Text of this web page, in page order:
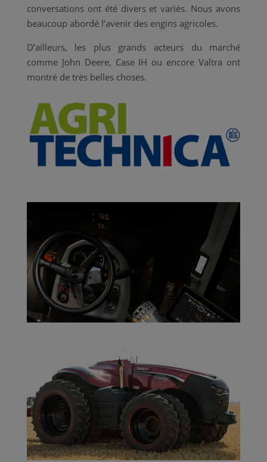
conversations ont été divers et variés. Nous avons
beaucoup abordé l’avenir des engins agricoles.
D’ailleurs, les plus grands acteurs du marché
comme John Deere, Case IH ou encore Valtra ont
montré de très belles choses.